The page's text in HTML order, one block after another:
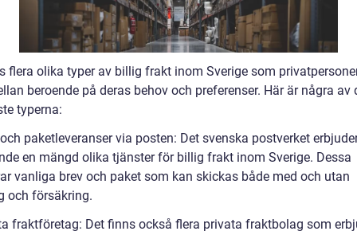
flera olika typer av billig frakt inom Sverige som
beroende på deras behov och preferenser. Här är några av
typerna:
paketleveranser via posten: Det svenska postverket
en mängd olika tjänster för billig frakt inom Sverige. Dessa
vanliga brev och paket som kan skickas både med och utan
och försäkring.
fraktföretag: Det finns också flera privata fraktbolag som